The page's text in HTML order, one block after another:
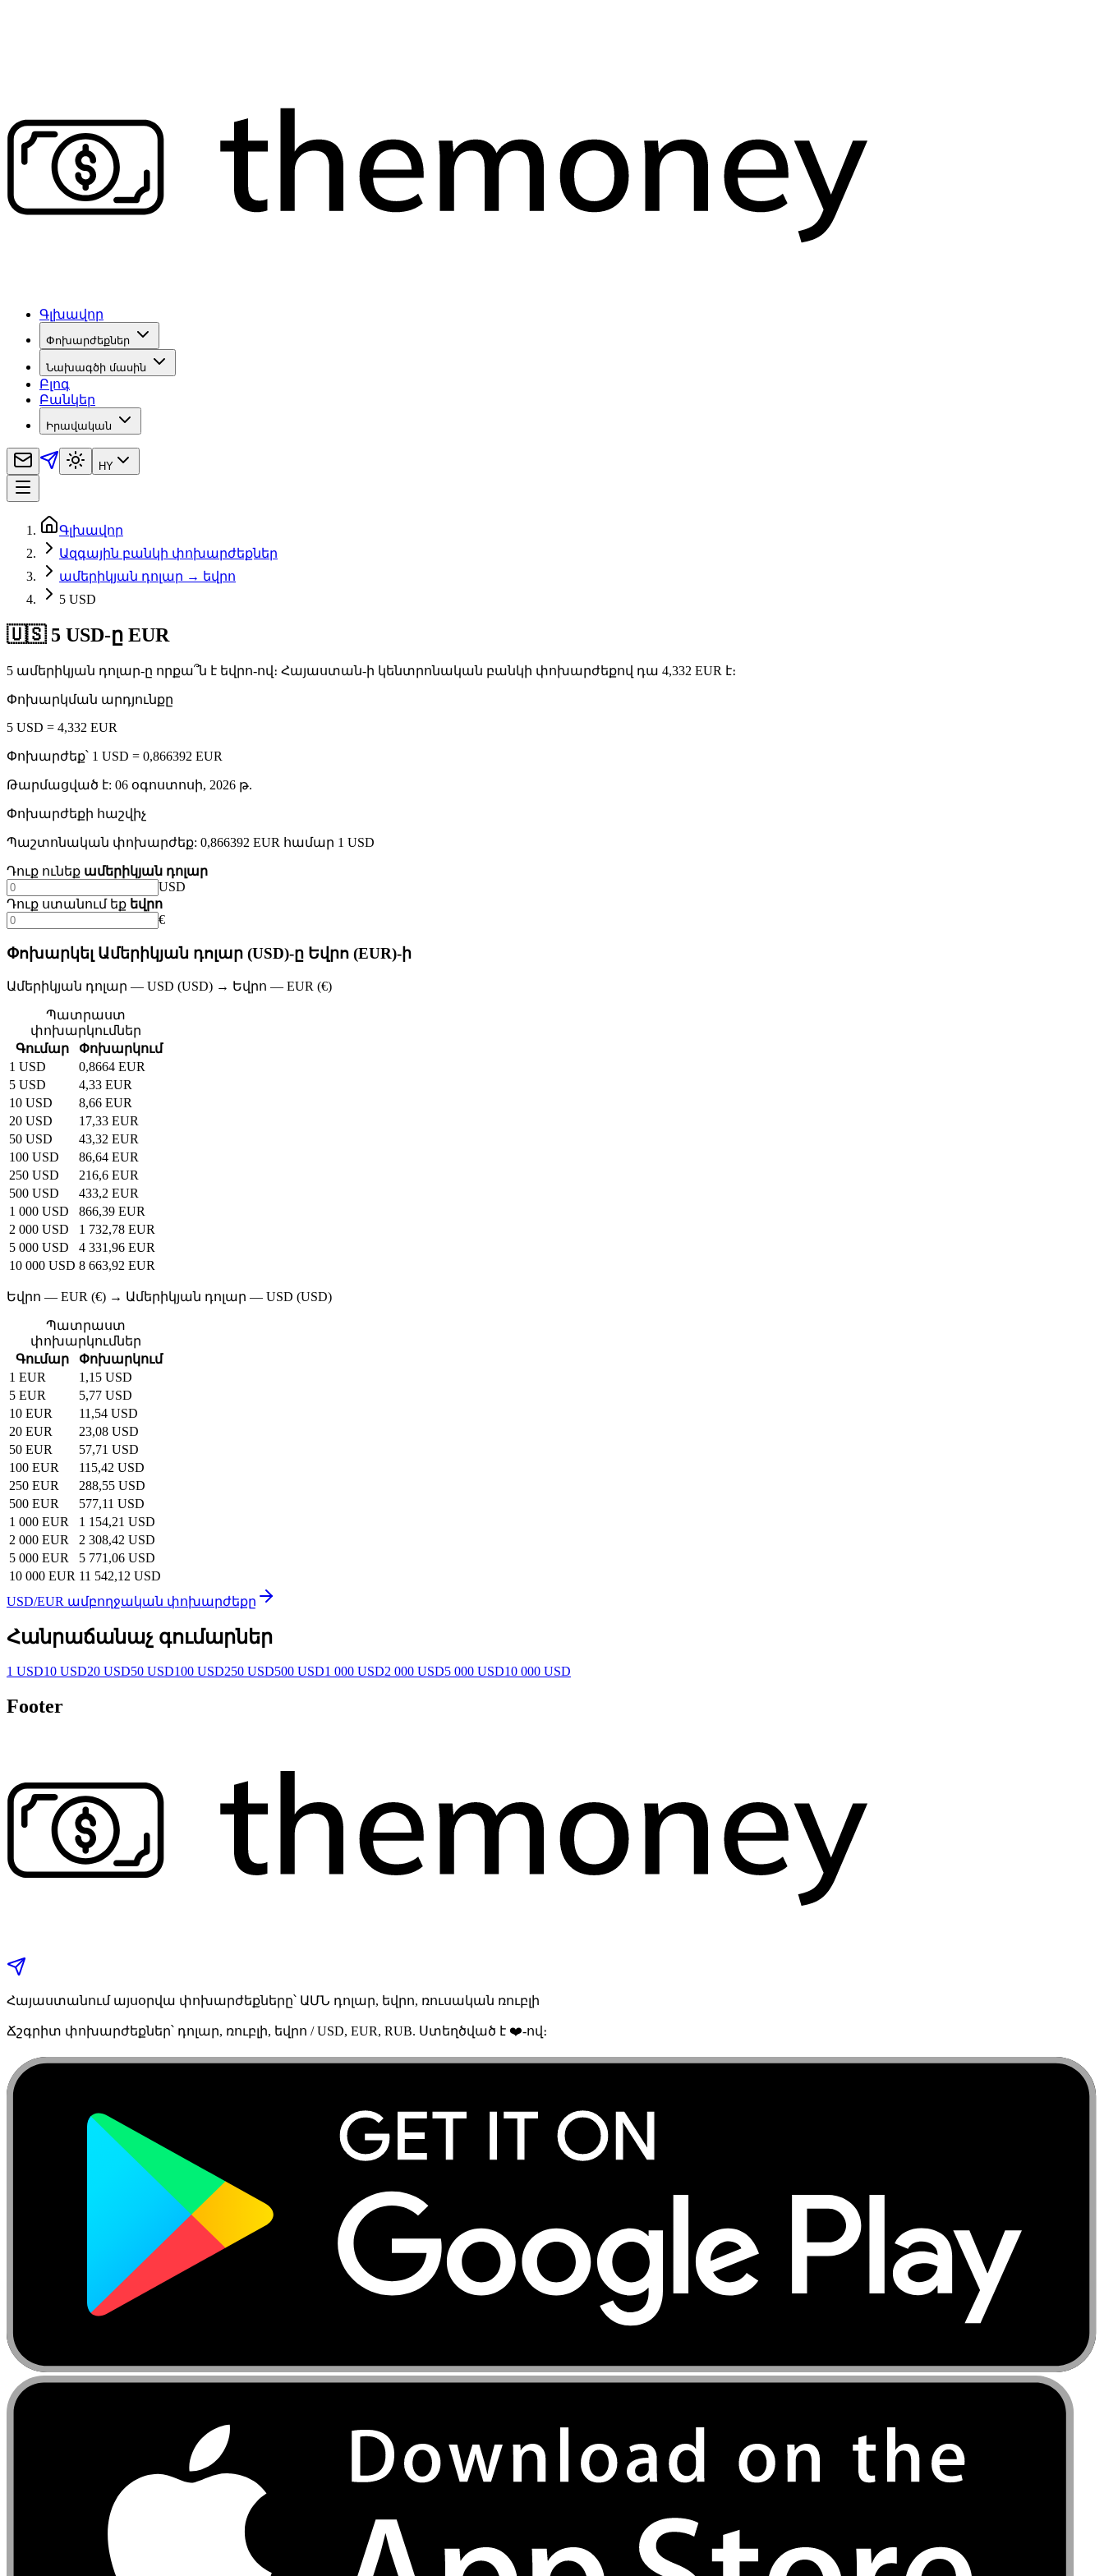
Գլխավոր
Փոխարժեքներ
Նախագծի մասին
Բլոգ
Բանկեր
Իրավական
HY
Գլխավոր
Ազգային բանկի փոխարժեքներ
ամերիկյան դոլար → եվրո
5 USD
🇺🇸 5 USD-ը EUR
5 ամերիկյան դոլար-ը որքա՞ն է եվրո-ով։ Հայաստան-ի կենտրոնական բանկի փոխարժեքով դա 4,332 EUR է։
Փոխարկման արդյունքը
5 USD = 4,332 EUR
Փոխարժեք՝ 1 USD = 0,866392 EUR
Թարմացված է: 06 օգոստոսի, 2026 թ.
Փոխարժեքի հաշվիչ
Պաշտոնական փոխարժեք: 0,866392 EUR համար 1 USD
Դուք ունեք ամերիկյան դոլար
USD
Դուք ստանում եք եվրո
€
Փոխարկել Ամերիկյան դոլար (USD)-ը Եվրո (EUR)-ի
Ամերիկյան դոլար — USD (USD) → Եվրո — EUR (€)
Պատրաստ
փոխարկումներ
Գումար
Փոխարկում
1 USD
0,8664 EUR
5 USD
4,33 EUR
10 USD
8,66 EUR
20 USD
17,33 EUR
50 USD
43,32 EUR
100 USD
86,64 EUR
250 USD
216,6 EUR
500 USD
433,2 EUR
1 000 USD
866,39 EUR
2 000 USD
1 732,78 EUR
5 000 USD
4 331,96 EUR
10 000 USD 8 663,92 EUR
Եվրո — EUR (€) → Ամերիկյան դոլար — USD (USD)
Պատրաստ
փոխարկումներ
Գումար
Փոխարկում
1 EUR
1,15 USD
5 EUR
5,77 USD
10 EUR
11,54 USD
20 EUR
23,08 USD
50 EUR
57,71 USD
100 EUR
115,42 USD
250 EUR
288,55 USD
500 EUR
577,11 USD
1 000 EUR
1 154,21 USD
2 000 EUR
2 308,42 USD
5 000 EUR
5 771,06 USD
10 000 EUR 11 542,12 USD
USD/EUR ամբողջական փոխարժեքը
Հանրաճանաչ գումարներ
1 USD10 USD20 USD50 USD100 USD250 USD500 USD1 000 USD2 000 USD5 000 USD10 000 USD
Footer
Հայաստանում այսօրվա փոխարժեքները՝ ԱՄՆ դոլար, եվրո, ռուսական ռուբլի
Ճշգրիտ փոխարժեքներ՝ դոլար, ռուբլի, եվրո / USD, EUR, RUB. Ստեղծված է ❤️-ով։